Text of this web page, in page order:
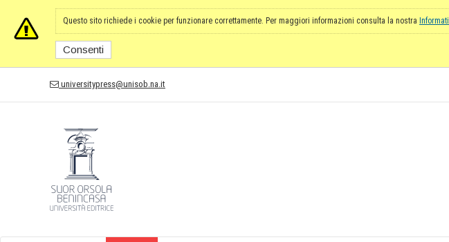
Questo sito richiede i cookie per funzionare correttamente. Per maggiori informazioni consulta la nostra
Consenti
universitypress@unisob.na.it